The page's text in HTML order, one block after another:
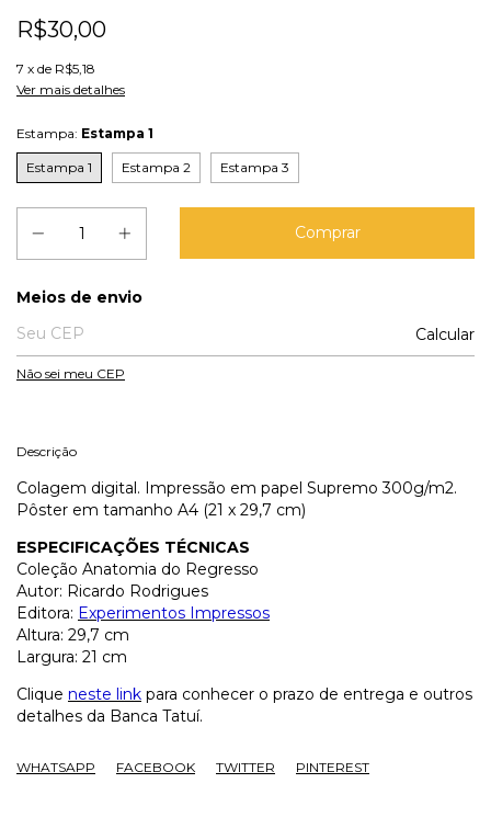
R$30,00
7 x de R$5,18
Ver mais detalhes
Estampa: Estampa 1
Estampa 1 Estampa 2 Estampa 3
Entregas para o CEP:
Meios de envio
Calcular
Não sei meu CEP
Descrição
Colagem digital. Impressão em papel Supremo 300g/m2.
Pôster em tamanho A4 (21 x 29,7 cm)
ESPECIFICAÇÕES TÉCNICAS
Coleção Anatomia do Regresso
Autor: Ricardo Rodrigues
Editora: Experimentos Impressos
Altura: 29,7 cm
Largura: 21 cm
Clique neste link para conhecer o prazo de entrega e outros
detalhes da Banca Tatuí.
WHATSAPP FACEBOOK TWITTER PINTEREST